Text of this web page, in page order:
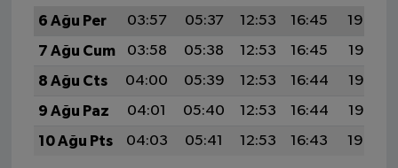
6 Ağu Per
03:57 05:37 12:53 16:45
19:59
7 Ağu Cum
03:58 05:38 12:53 16:45
19:58
8 Ağu Cts
04:00 05:39 12:53 16:44
19:57
9 Ağu Paz
04:01 05:40 12:53 16:44
19:56
10 Ağu Pts
04:03 05:41 12:53 16:43 19:54